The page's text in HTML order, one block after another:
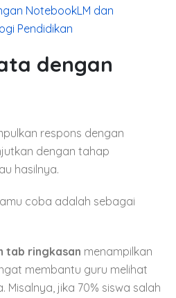
NotebookLM dan
Pendidikan
dengan
respons dengan
dengan tahap
hasilnya.
coba adalah sebagai
tab ringkasan menampilkan
membantu guru melihat
Misalnya, jika 70% siswa salah